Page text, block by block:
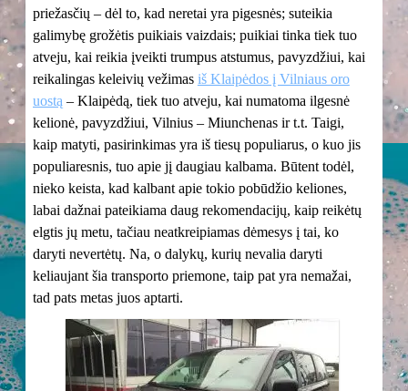
priežasčių – dėl to, kad neretai yra pigesnės; suteikia
galimybę grožėtis puikiais vaizdais; puikiai tinka tiek tuo
atveju, kai reikia įveikti trumpus atstumus, pavyzdžiui, kai
reikalingas keleivių vežimas iš Klaipėdos į Vilniaus oro
uostą – Klaipėdą, tiek tuo atveju, kai numatoma ilgesnė
kelionė, pavyzdžiui, Vilnius – Miunchenas ir t.t. Taigi,
kaip matyti, pasirinkimas yra iš tiesų populiarus, o kuo jis
populiaresnis, tuo apie jį daugiau kalbama. Būtent todėl,
nieko keista, kad kalbant apie tokio pobūdžio keliones,
labai dažnai pateikiama daug rekomendacijų, kaip reikėtų
elgtis jų metu, tačiau neatkreipiamas dėmesys į tai, ko
daryti nevertėtų. Na, o dalykų, kurių nevalia daryti
keliaujant šia transporto priemone, taip pat yra nemažai,
tad pats metas juos aptarti.